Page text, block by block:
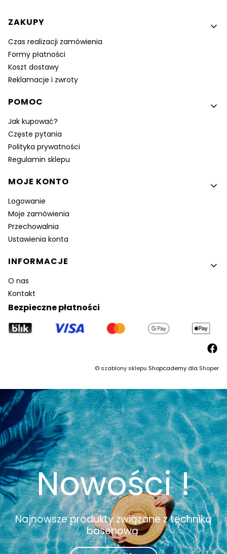
Linki w stopce
ZAKUPY
Czas realizacji zamówienia
Formy płatności
Koszt dostawy
Reklamacje i zwroty
POMOC
Jak kupować?
Częste pytania
Polityka prywatności
Regulamin sklepu
MOJE KONTO
Logowanie
Moje zamówienia
Przechowalnia
Ustawienia konta
INFORMACJE
O nas
Kontakt
Bezpieczne płatności
©szablony sklepu Shopcademy dla Shoper
Nowości !
Najnowsze produkty związane z techniką
basenową